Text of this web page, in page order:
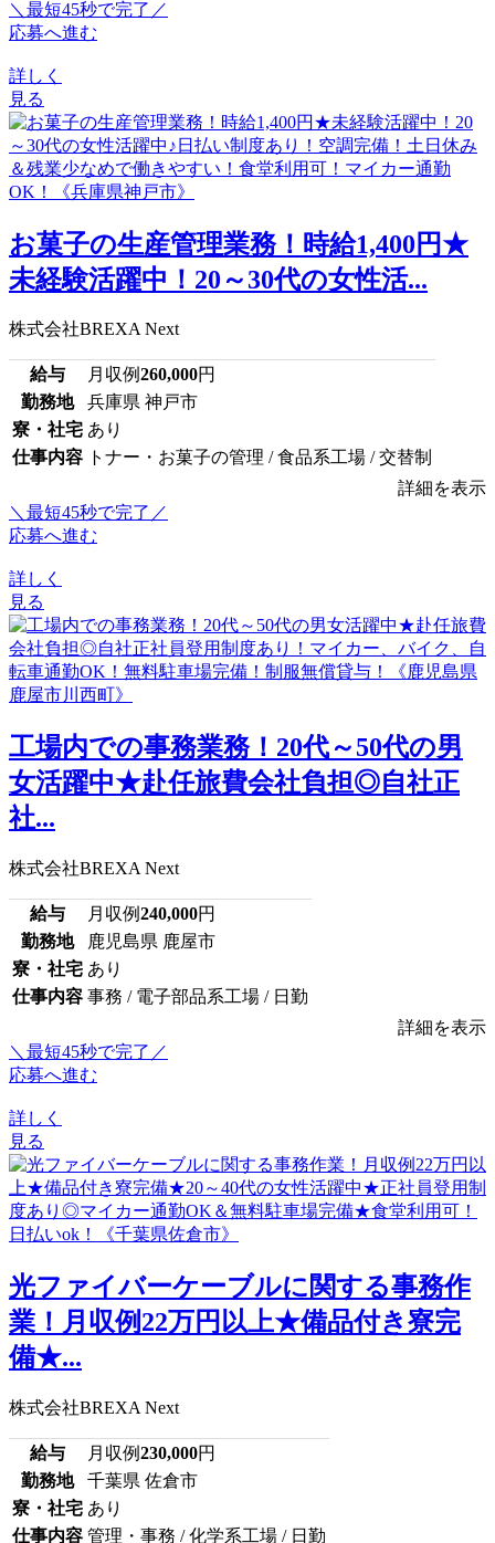
＼最短45秒で完了／
応募へ進む
詳しく
見る
お菓子の生産管理業務！時給1,400円★
未経験活躍中！20～30代の女性活...
株式会社BREXA Next
給与 月収例260,000円
勤務地
兵庫県 神戸市
寮・社宅 あり
仕事内容 トナー・お菓子の管理 / 食品系工場 / 交替制
詳細を表示
＼最短45秒で完了／
応募へ進む
詳しく
見る
工場内での事務業務！20代～50代の男
女活躍中★赴任旅費会社負担◎自社正
社...
株式会社BREXA Next
給与 月収例240,000円
勤務地
鹿児島県 鹿屋市
寮・社宅 あり
仕事内容 事務 / 電子部品系工場 / 日勤
詳細を表示
＼最短45秒で完了／
応募へ進む
詳しく
見る
光ファイバーケーブルに関する事務作
業！月収例22万円以上★備品付き寮完
備★...
株式会社BREXA Next
給与 月収例230,000円
勤務地
千葉県 佐倉市
寮・社宅 あり
仕事内容 管理・事務 / 化学系工場 / 日勤